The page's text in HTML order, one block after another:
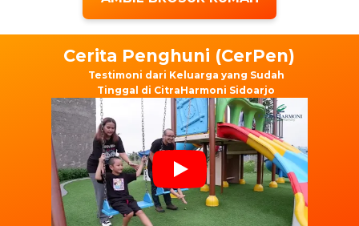
Cerita Penghuni (CerPen)
Testimoni dari Keluarga yang Sudah
Tinggal di CitraHarmoni Sidoarjo